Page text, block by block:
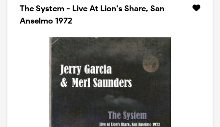
The System - Live At Lion's Share, San
Anselmo 1972